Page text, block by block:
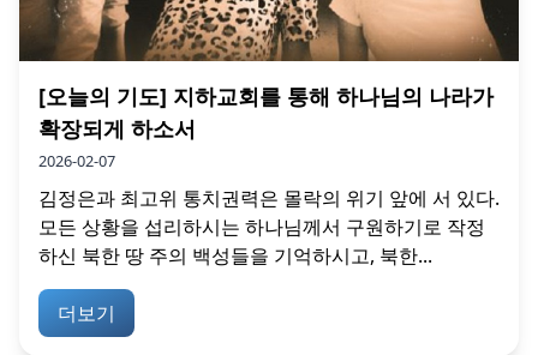
[오늘의 기도] 지하교회를 통해 하나님의 나라가
확장되게 하소서
2026-02-07
김정은과 최고위 통치권력은 몰락의 위기 앞에 서 있다.
모든 상황을 섭리하시는 하나님께서 구원하기로 작정
하신 북한 땅 주의 백성들을 기억하시고, 북한...
더보기